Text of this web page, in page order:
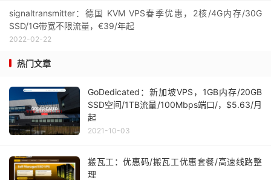
signaltransmitter：德国 KVM VPS春季优惠，2核/4G内存/30G
SSD/1G带宽不限流量，€39/年起
2022-02-22
热门文章
GoDedicated：新加坡VPS，1GB内存/20GB
SSD空间/1TB流量/100Mbps端口/，$5.63/月
起
2021-10-03
搬瓦工：优惠码/搬瓦工优惠套餐/高速线路整
理